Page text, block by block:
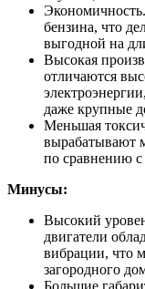
бензина, что
выгодной на
Высокая
отличаются
даже крупные
Меньшая
вырабатывают
по сравнению с
Минусы:
Высокий
двигатели
вибрации, что
загородного